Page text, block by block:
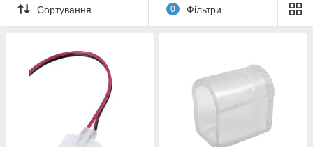
Сортування 0 Фільтри